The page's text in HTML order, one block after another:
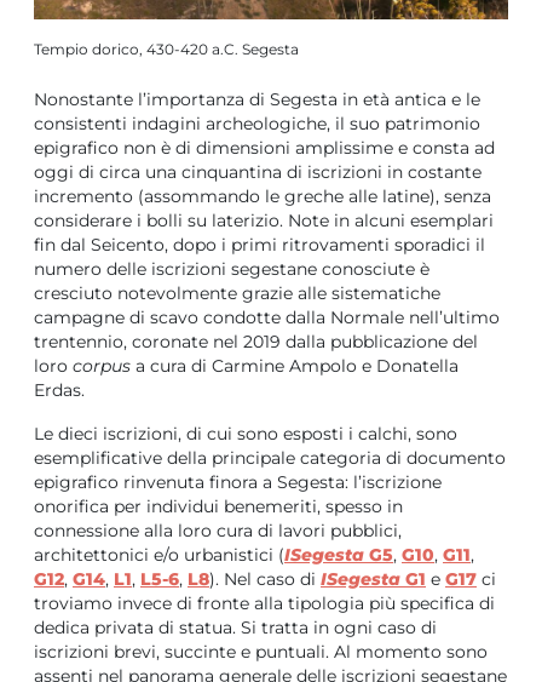
Tempio dorico, 430-420 a.C. Segesta
Nonostante l’importanza di Segesta in età antica e le
consistenti indagini archeologiche, il suo patrimonio
epigrafico non è di dimensioni amplissime e consta ad
oggi di circa una cinquantina di iscrizioni in costante
incremento (assommando le greche alle latine), senza
considerare i bolli su laterizio. Note in alcuni esemplari
fin dal Seicento, dopo i primi ritrovamenti sporadici il
numero delle iscrizioni segestane conosciute è
cresciuto notevolmente grazie alle sistematiche
campagne di scavo condotte dalla Normale nell’ultimo
trentennio, coronate nel 2019 dalla pubblicazione del
loro corpus a cura di Carmine Ampolo e Donatella
Erdas.
Le dieci iscrizioni, di cui sono esposti i calchi, sono
esemplificative della principale categoria di documento
epigrafico rinvenuta finora a Segesta: l’iscrizione
onorifica per individui benemeriti, spesso in
connessione alla loro cura di lavori pubblici,
architettonici e/o urbanistici (ISegesta G5, G10, G11,
G12, G14, L1, L5-6, L8). Nel caso di ISegesta G1 e G17 ci
troviamo invece di fronte alla tipologia più specifica di
dedica privata di statua. Si tratta in ogni caso di
iscrizioni brevi, succinte e puntuali. Al momento sono
assenti nel panorama generale delle iscrizioni segestane